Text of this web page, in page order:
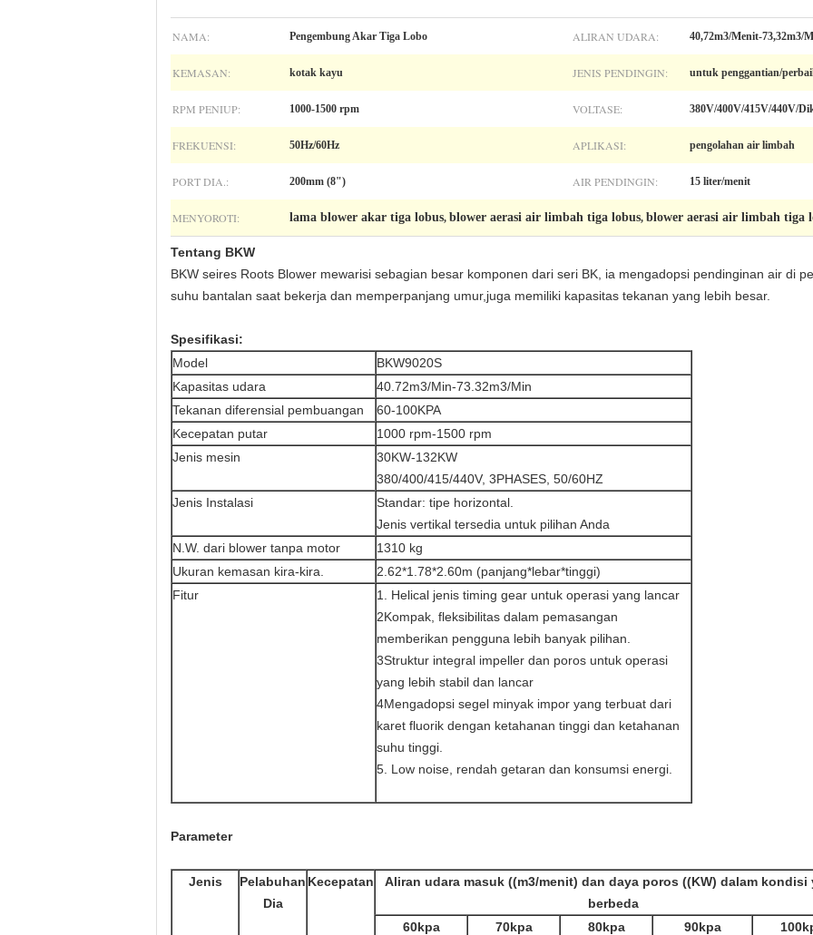
NAMA: Pengembung Akar Tiga Lobo ALIRAN UDARA: 40,72m3/Menit-73,32m3/
KEMASAN: kotak kayu JENIS PENDINGIN: untuk penggantian/
RPM PENIUP: 1000-1500 rpm VOLTASE: 380V/400V/415V/440V/
FREKUENSI: 50Hz/60Hz APLIKASI: pengolahan air limbah
PORT DIA.: 200mm (8") AIR PENDINGIN: 15 liter/menit
MENYOROTI: lama blower akar tiga lobus, blower aerasi air limbah tiga lobus, blower aerasi air limbah tiga
Tentang BKW
BKW seires Roots Blower mewarisi sebagian besar komponen dari seri BK, ia mengadopsi pendinginan air di
suhu bantalan saat bekerja dan memperpanjang umur,juga memiliki kapasitas tekanan yang lebih besar.
Spesifikasi:
Model
BKW9020S
Kapasitas udara
40.72m3/Min-73.32m3/Min
Tekanan diferensial pembuangan
60-100KPA
Kecepatan putar
1000 rpm-1500 rpm
Jenis mesin
30KW-132KW
380/400/415/440V, 3PHASES, 50/60HZ
Jenis Instalasi
Standar: tipe horizontal.
Jenis vertikal tersedia untuk pilihan Anda
N.W. dari blower tanpa motor
1310 kg
Ukuran kemasan kira-kira.
2.62*1.78*2.60m (panjang*lebar*tinggi)
Fitur
1. Helical jenis timing gear untuk operasi yang lancar
2Kompak, fleksibilitas dalam pemasangan
memberikan pengguna lebih banyak pilihan.
3Struktur integral impeller dan poros untuk operasi
yang lebih stabil dan lancar
4Mengadopsi segel minyak impor yang terbuat dari
karet fluorik dengan ketahanan tinggi dan ketahanan
suhu tinggi.
5. Low noise, rendah getaran dan konsumsi energi.
Parameter
Jenis
Pelabuhan
Dia
Kecepatan
Aliran udara masuk ((m3/menit) dan daya poros ((KW) dalam kondisi
berbeda
60kpa
70kpa 80kpa 90kpa